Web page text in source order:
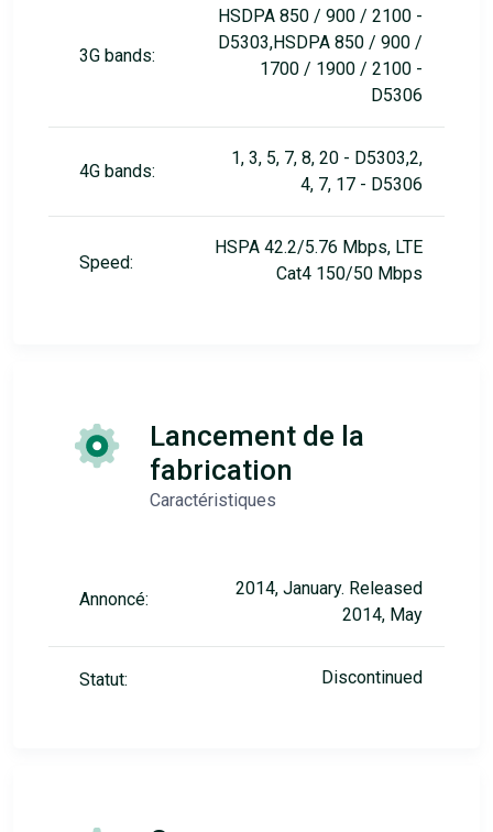
3G bands:
HSDPA 850 / 900 / 2100 -
D5303,HSDPA 850 / 900 /
1700 / 1900 / 2100 -
D5306
4G bands:
1, 3, 5, 7, 8, 20 - D5303,2,
4, 7, 17 - D5306
Speed:
HSPA 42.2/5.76 Mbps, LTE
Cat4 150/50 Mbps
Lancement de la
fabrication
Caractéristiques
Annoncé:
2014, January. Released
2014, May
Statut: Discontinued